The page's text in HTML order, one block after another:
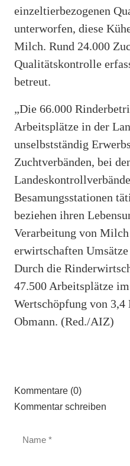
einzeltierbezogenen
unterworfen, diese
Milch. Rund 24.000
Qualitätskontrolle
betreut.
„Die 66.000
Arbeitsplätze in der
unselbstständig
Zuchtverbänden, bei
Besamungsstationen
beziehen ihren
Verarbeitung von
erwirtschaften
Durch die
47.500 Arbeitsplätze
Wertschöpfung von
Obmann. (Red./AIZ)
Kommentare (0)
Kommentar schreiben